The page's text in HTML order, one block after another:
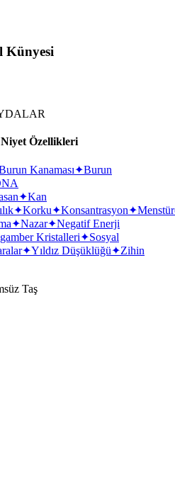
Künyesi
Özellikleri
Kanaması✦Burun
✦Kan
✦Korku✦Konsantrasyon✦
✦Nazar✦Negatif Enerji
Kristalleri✦Sosyal
✦Yıldız Düşüklüğü✦Zihin
Taş